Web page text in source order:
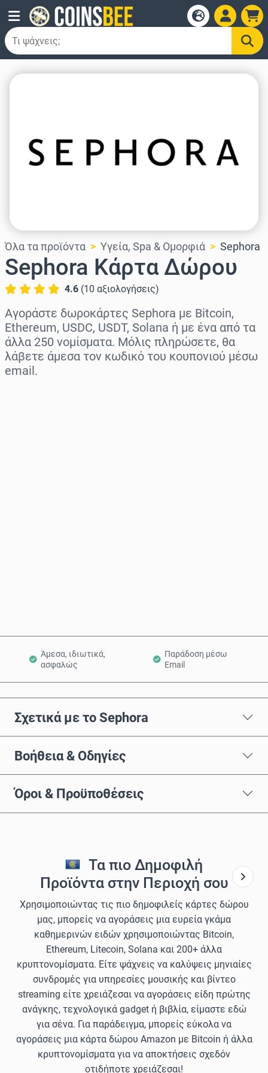
Όλα τα προϊόντα Υγεία, Spa & Ομορφιά Sephora
Sephora Κάρτα Δώρου
4.6 (10 αξιολογήσεις)
Αγοράστε δωροκάρτες Sephora με Bitcoin,
Ethereum, USDC, USDT, Solana ή με ένα από τα
άλλα 250 νομίσματα. Μόλις πληρώσετε, θα
λάβετε άμεσα τον κωδικό του κουπονιού μέσω
email.
Άμεσα, ιδιωτικά,
ασφαλώς
Παράδοση μέσω
Email
Σχετικά με το Sephora
Βοήθεια & Οδηγίες
Όροι & Προϋποθέσεις
Τα πιο Δημοφιλή
Προϊόντα στην Περιοχή σου
Χρησιμοποιώντας τις πιο δημοφιλείς κάρτες δώρου
μας, μπορείς να αγοράσεις μια ευρεία γκάμα
καθημερινών ειδών χρησιμοποιώντας Bitcoin,
Ethereum, Litecoin, Solana και 200+ άλλα
κρυπτονομίσματα. Είτε ψάχνεις να καλύψεις μηνιαίες
συνδρομές για υπηρεσίες μουσικής και βίντεο
streaming είτε χρειάζεσαι να αγοράσεις είδη πρώτης
ανάγκης, τεχνολογικά gadget ή βιβλία, είμαστε εδώ
για σένα. Για παράδειγμα, μπορείς εύκολα να
αγοράσεις μια κάρτα δώρου Amazon με Bitcoin ή άλλα
κρυπτονομίσματα για να αποκτήσεις σχεδόν
οτιδήποτε χρειάζεσαι!